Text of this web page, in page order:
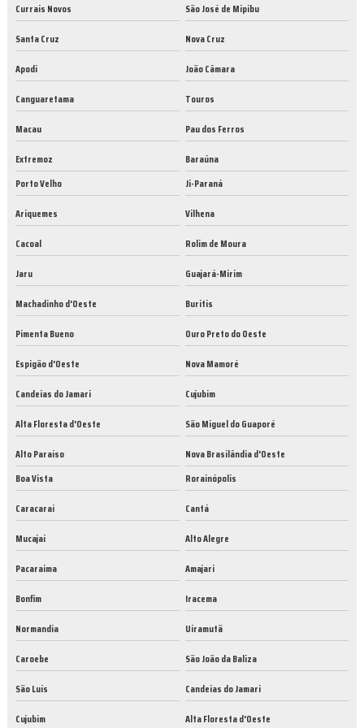
Currais Novos
São José de Mipibu
Santa Cruz
Nova Cruz
Apodi
João Câmara
Canguaretama
Touros
Macau
Pau dos Ferros
Extremoz
Baraúna
Porto Velho
Ji-Paraná
Ariquemes
Vilhena
Cacoal
Rolim de Moura
Jaru
Guajará-Mirim
Machadinho d'Oeste
Buritis
Pimenta Bueno
Ouro Preto do Oeste
Espigão d'Oeste
Nova Mamoré
Candeias do Jamari
Cujubim
Alta Floresta d'Oeste
São Miguel do Guaporé
Alto Paraíso
Nova Brasilândia d'Oeste
Boa Vista
Rorainópolis
Caracaraí
Cantá
Mucajaí
Alto Alegre
Pacaraima
Amajari
Bonfim
Iracema
Normandia
Uiramutã
Caroebe
São João da Baliza
São Luís
Candeias do Jamari
Cujubim
Alta Floresta d'Oeste